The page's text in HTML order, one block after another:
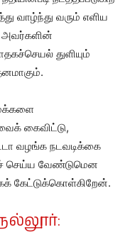
வாழ்ந்து வரும் எளிய
அவர்களின்
துளியும்
கைவிட்டு,
வழங்க நடவடிக்கை
செய்ய வேண்டுமென
கேட்டுக்கொள்கிறேன்.